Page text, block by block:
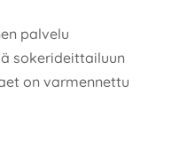
palvelu
sokerideittailuun
on varmennettu